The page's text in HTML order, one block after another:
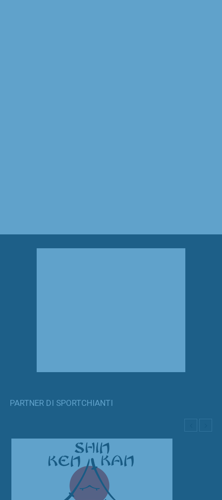
PARTNER DI SPORTCHIANTI